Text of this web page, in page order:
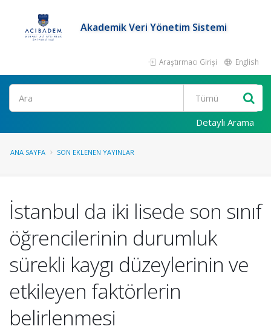
Akademik Veri Yönetim Sistemi
Araştırmacı Girişi English
Ara
Detaylı Arama
ANA SAYFA SON EKLENEN YAYINLAR
İstanbul da iki lisede son sınıf
öğrencilerinin durumluk
sürekli kaygı düzeylerinin ve
etkileyen faktörlerin
belirlenmesi